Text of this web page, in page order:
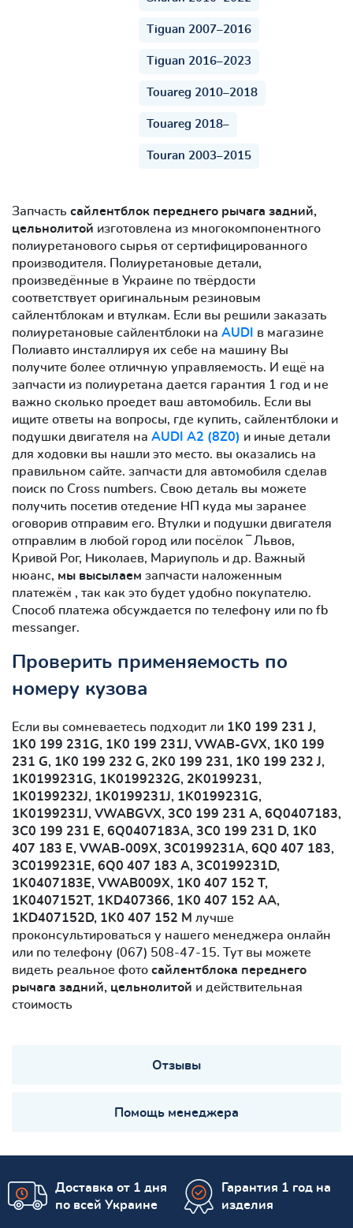
Tiguan 2007–2016
Tiguan 2016–2023
Touareg 2010–2018
Touareg 2018–
Touran 2003–2015
Запчасть сайлентблок переднего рычага задний,
цельнолитой изготовлена из многокомпонентного
полиуретанового сырья от сертифицированного
производителя. Полиуретановые детали,
произведённые в Украине по твёрдости
соответствует оригинальным резиновым
сайлентблокам и втулкам. Если вы решили заказать
полиуретановые сайлентблоки на AUDI
в магазине
Полиавто инсталлируя их себе на машину Вы
получите более отличную управляемость. И ещё на
запчасти из полиуретана дается гарантия 1 год и не
важно сколько проедет ваш автомобиль. Если вы
ищите ответы на вопросы, где купить, сайлентблоки и
подушки двигателя на AUDI A2 (8Z0) и иные детали
для ходовки вы нашли это место. вы оказались на
правильном сайте. запчасти для автомобиля сделав
поиск по Cross numbers. Свою деталь вы можете
получить посетив отедение НП куда мы заранее
оговорив отправим его. Втулки и подушки двигателя
отправлим в любой город или посёлок ‾ Львов,
Кривой Рог, Николаев, Мариуполь и др. Важный
нюанс, мы высылаем запчасти наложенным
платежём , так как это будет удобно покупателю.
Способ платежа обсуждается по телефону или по fb
messanger.
Проверить применяемость по
номеру кузова
Если вы сомневаетесь подходит ли 1K0 199 231 J,
1K0 199 231G, 1K0 199 231J, VWAB-GVX, 1K0 199
231 G, 1K0 199 232 G, 2K0 199 231, 1K0 199 232 J,
1K0199231G, 1K0199232G, 2K0199231,
1K0199232J, 1K0199231J, 1K0199231G,
1K0199231J, VWABGVX, 3C0 199 231 A, 6Q0407183,
3C0 199 231 E, 6Q0407183A, 3C0 199 231 D, 1K0
407 183 E, VWAB-009X, 3C0199231A, 6Q0 407 183,
3C0199231E, 6Q0 407 183 A, 3C0199231D,
1K0407183E, VWAB009X, 1K0 407 152 T,
1K0407152T, 1KD407366, 1K0 407 152 AA,
1KD407152D, 1K0 407 152 M лучше
проконсультироваться у нашего менеджера онлайн
или по телефону (067) 508-47-15. Тут вы можете
видеть реальное фото сайлентблокa переднего
рычага задний, цельнолитой и действительная
стоимость
Отзывы
Помощь менеджера
Доставка от 1 дня
по всей Украине
Гарантия 1 год на
изделия